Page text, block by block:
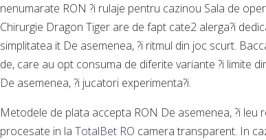
nenumarate RON ?i rulaje pentru cazinou Sala de
Chirurgie Dragon Tiger are de fapt cate2 alerga?i
simplitatea it De asemenea, ?i ritmul din joc scurt.
de, care au opt consuma de diferite variante ?i limite
De asemenea, ?i jucatori experimenta?i.
Metodele de plata accepta RON De asemenea, ?i leu
procesate in la TotalBet RO camera transparent. In
ΛΑΓΟΦΘΑΛΜΟΣ:
ΑΝΘΡΩΠΟΙ